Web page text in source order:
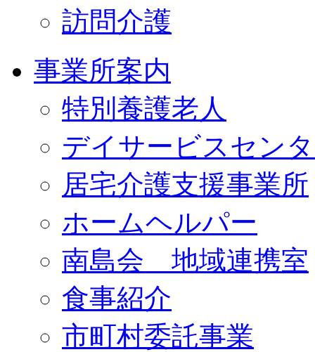
訪問介護
事業所案内
特別養護老人
デイサービスセン
居宅介護支援事業所
ホームヘルパー
南島会 地域連携室
食事紹介
市町村委託事業